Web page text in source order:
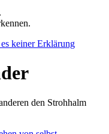
den Strohhalm